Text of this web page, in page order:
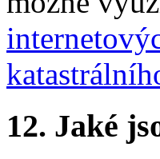
12. Jaké